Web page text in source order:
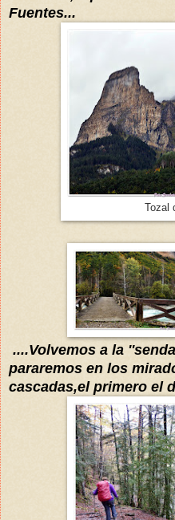
Fuentes...
....Volvemos a la ''senda
pararemos en los m
cascadas,el primero el